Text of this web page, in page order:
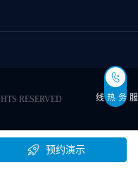
RESERVED
服务热线
预约演示